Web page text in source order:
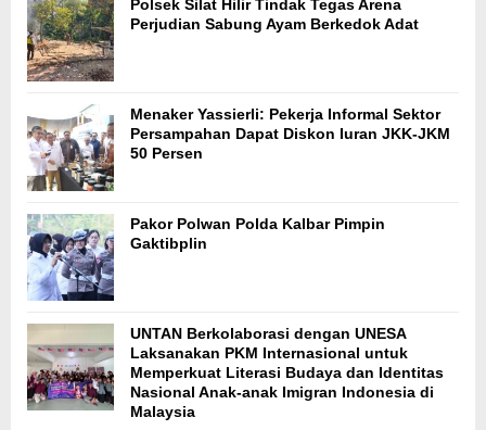
Polsek Silat Hilir Tindak Tegas Arena
Perjudian Sabung Ayam Berkedok Adat
Menaker Yassierli: Pekerja Informal Sektor
Persampahan Dapat Diskon Iuran JKK-JKM
50 Persen
Pakor Polwan Polda Kalbar Pimpin
Gaktibplin
UNTAN Berkolaborasi dengan UNESA
Laksanakan PKM Internasional untuk
Memperkuat Literasi Budaya dan Identitas
Nasional Anak-anak Imigran Indonesia di
Malaysia